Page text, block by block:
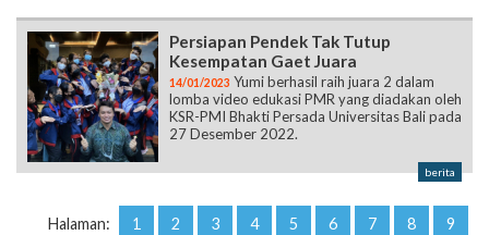
Persiapan Pendek Tak Tutup
Kesempatan Gaet Juara
14/01/2023 Yumi berhasil raih juara 2 dalam
lomba video edukasi PMR yang diadakan oleh
KSR-PMI Bhakti Persada Universitas Bali pada
27 Desember 2022.
berita
Halaman: 1 2 3 4 5 6 7 8 9